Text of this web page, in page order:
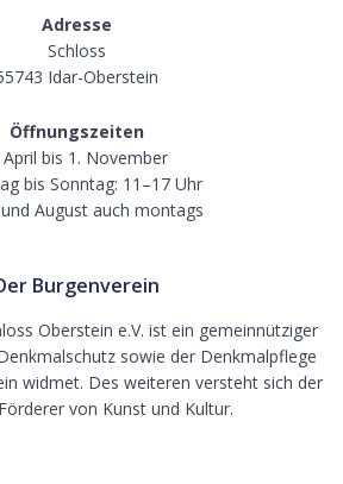
Adresse
Schloss
Idar-Oberstein
Öffnungszeiten
April bis 1. November
bis Sonntag: 11–17 Uhr
und August auch montags
Burgenverein
Oberstein e.V. ist ein gemeinnütziger
sowie der Denkmalpflege
widmet. Des weiteren versteht sich der
von Kunst und Kultur.